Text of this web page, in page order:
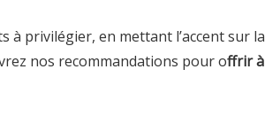
à privilégier, en mettant l’accent sur la
nos recommandations pour offrir à